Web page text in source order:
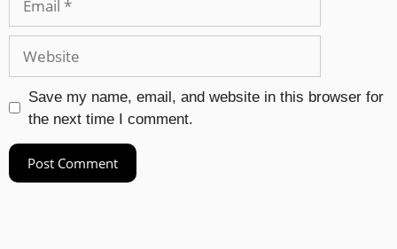
Save my name, email, and website in this browser for
the next time I comment.